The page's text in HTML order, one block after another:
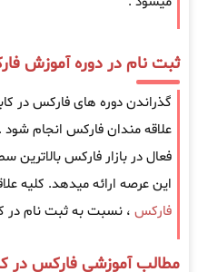
ثبت نام در دوره آموزش
گذراندن دوره های فارکس در
علاقه مندان فارکس انجام شود .
فعال در بازار فارکس
این عرصه ارائه میدهد. کلیه
فارکس ، نسبت به ثبت نام در
مطالب آموزشی فارکس در